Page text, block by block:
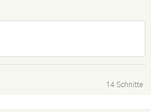
14 Schnitte